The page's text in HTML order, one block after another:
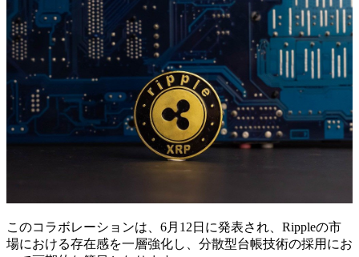
このコラボレーションは、6月12日に発表され、Rippleの市
場における存在感を一層強化し、分散型台帳技術の採用にお